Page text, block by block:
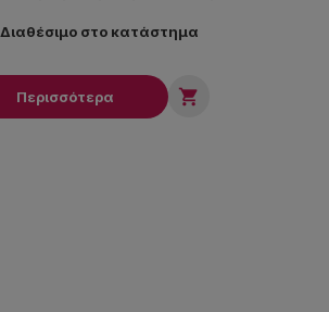
Διαθέσιμο στο κατάστημα
Περισσότερα 